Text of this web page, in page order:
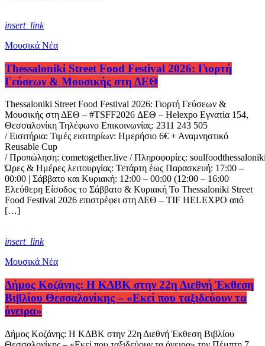
insert_link
Μουσικά Νέα
Thessaloniki Street Food Festival 2026: Γιορτή
Γεύσεων & Μουσικής στη ΔΕΘ
Thessaloniki Street Food Festival 2026: Γιορτή Γεύσεων &
Μουσικής στη ΔΕΘ – #TSFF2026 ΔΕΘ – Helexpo Εγνατία 154,
Θεσσαλονίκη Τηλέφωνο Επικοινωνίας: 2311 243 505
/ Εισιτήρια: Τιμές εισιτηρίων: Ημερήσιο 6€ + Αναμνηστικό
Reusable Cup
/ Προπώληση: cometogether.live / Πληροφορίες:
Ώρες & Ημέρες λειτουργίας: Τετάρτη έως Παρασκευή: 17:00 –
00:00 | Σάββατο και Κυριακή: 12:00 – 00:00 (12:00 – 16:00
Ελεύθερη Είσοδος το Σάββατο & Κυριακή Το Thessaloniki Street
Food Festival 2026 επιστρέφει στη ΔΕΘ – TIF HELEXPO από
[…]
insert_link
Μουσικά Νέα
Δήμος Κοζάνης: Η ΚΔΒΚ στην 22η Διεθνή Έκθεση
Βιβλίου Θεσσαλονίκης – «Εκεί που ταξιδεύουν τα
όνειρα»
Δήμος Κοζάνης: Η ΚΔΒΚ στην 22η Διεθνή Έκθεση Βιβλίου